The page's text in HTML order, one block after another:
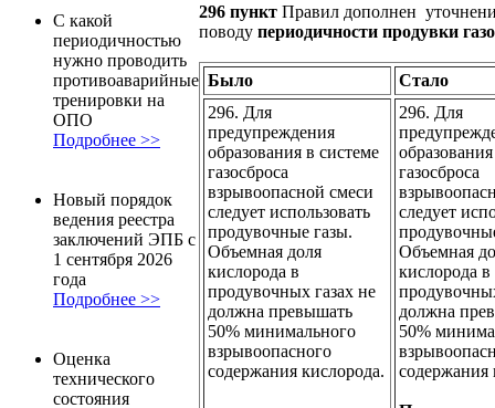
С какой
периодичностью
нужно проводить
противоаварийные
тренировки на
ОПО
Подробнее >>
Новый порядок
ведения реестра
заключений ЭПБ с
1 сентября 2026
года
Подробнее >>
Оценка
технического
состояния
296 пункт Правил дополнен
поводу периодичности продувки
Было
Стало
296. Для
предупреждения
образования в системе
газосброса
взрывоопасной смеси
следует использовать
продувочные газы.
Объемная доля
кислорода в
продувочных газах не
должна превышать
50% минимального
взрывоопасного
содержания кислорода.
296. Для
газосброса
следует
Объемная
кислорода в
должна
50%
содержания